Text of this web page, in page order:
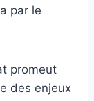
par le
promeut
des enjeux